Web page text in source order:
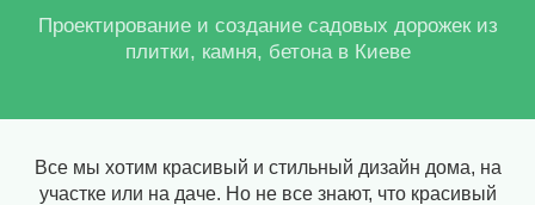
Проектирование и создание садовых дорожек из
плитки, камня, бетона в Киеве
Все мы хотим красивый и стильный дизайн дома, на
участке или на даче. Но не все знают, что красивый